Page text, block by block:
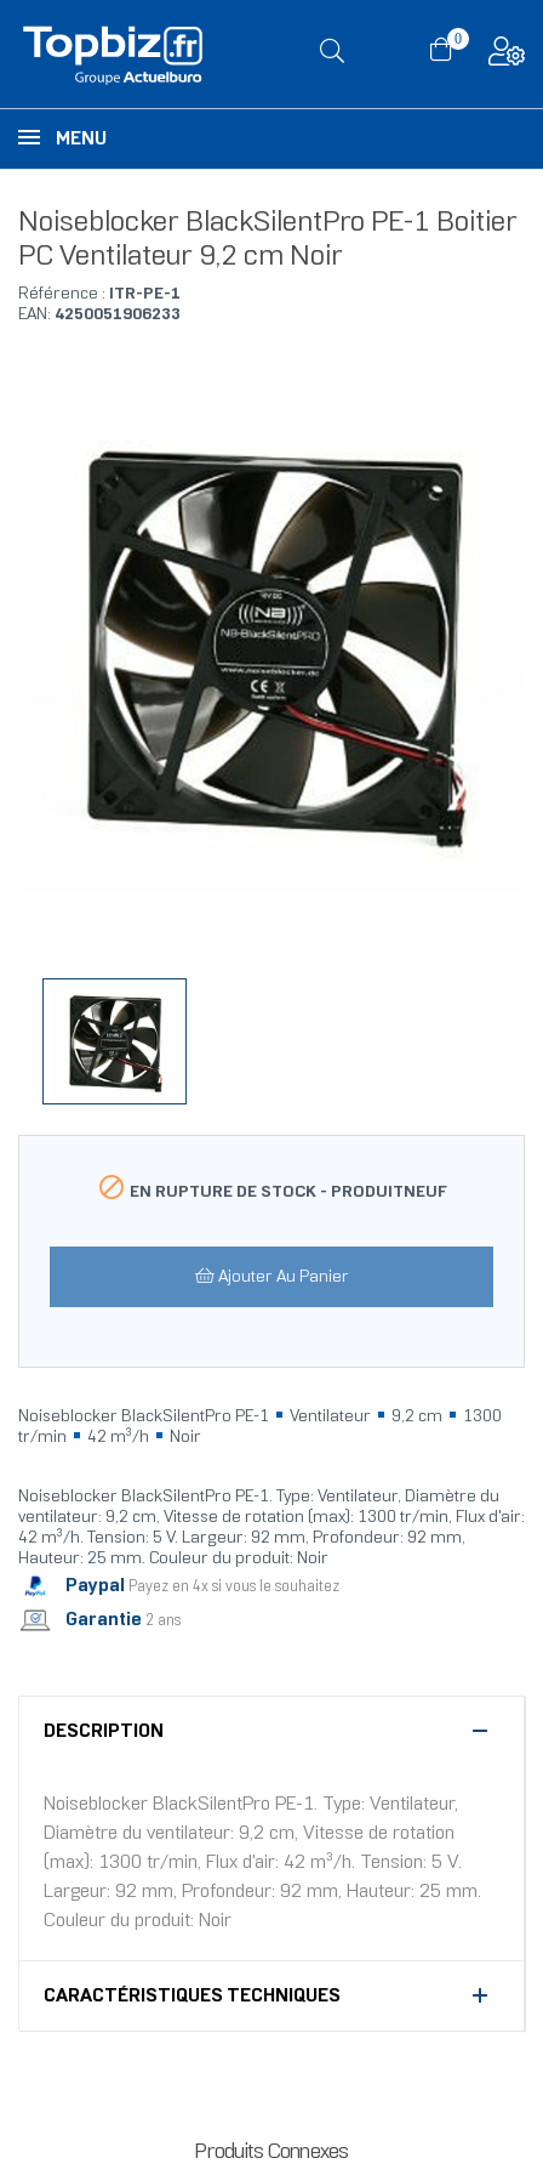
0
MENU
Noiseblocker BlackSilentPro PE-1 Boitier
PC Ventilateur 9,2 cm Noir
Référence :
ITR-PE-1
EAN: 4250051906233
 EN RUPTURE DE STOCK - PRODUITNEUF
Ajouter Au Panier
Noiseblocker BlackSilentPro PE-1 Ventilateur 9,2 cm
1300
tr/min
42 m³/h Noir
Noiseblocker BlackSilentPro PE-1. Type: Ventilateur, Diamètre du
ventilateur: 9,2 cm, Vitesse de rotation (max): 1300 tr/min, Flux d'air:
42 m³/h. Tension: 5 V. Largeur: 92 mm, Profondeur: 92 mm,
Hauteur: 25 mm. Couleur du produit: Noir
Paypal Payez en 4x si vous le souhaitez
Garantie 2 ans
DESCRIPTION
Noiseblocker BlackSilentPro PE-1. Type: Ventilateur,
Diamètre du ventilateur: 9,2 cm, Vitesse de rotation
(max): 1300 tr/min, Flux d'air: 42 m³/h. Tension: 5 V.
Largeur: 92 mm, Profondeur: 92 mm, Hauteur: 25 mm.
Couleur du produit: Noir
CARACTÉRISTIQUES TECHNIQUES
Produits Connexes